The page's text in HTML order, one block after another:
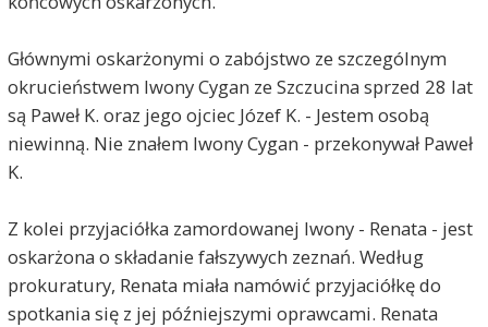
Głównymi oskarżonymi o zabójstwo ze szczególnym
okrucieństwem Iwony Cygan ze Szczucina sprzed 28 lat
są Paweł K. oraz jego ojciec Józef K. - Jestem osobą
niewinną. Nie znałem Iwony Cygan - przekonywał Paweł
K.
Z kolei przyjaciółka zamordowanej Iwony - Renata - jest
oskarżona o składanie fałszywych zeznań. Według
prokuratury, Renata miała namówić przyjaciółkę do
spotkania się z jej późniejszymi oprawcami. Renata